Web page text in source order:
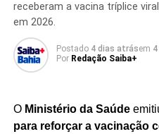
receberam a vacina tríplice
em 2026.
Postado 4 dias atrásem
Por Redação Saiba+
O Ministério da Saúde
para reforçar a vacinação